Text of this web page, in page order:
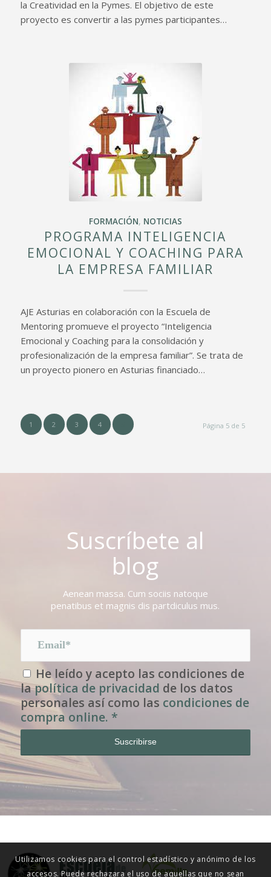
la Creatividad en la Pymes. El objetivo de este
proyecto es convertir a las pymes participantes…
FORMACIÓN, NOTICIAS
PROGRAMA INTELIGENCIA
EMOCIONAL Y COACHING PARA
LA EMPRESA FAMILIAR
AJE Asturias en colaboración con la Escuela de
Mentoring promueve el proyecto “Inteligencia
Emocional y Coaching para la consolidación y
profesionalización de la empresa familiar”. Se trata de
un proyecto pionero en Asturias financiado…
Página 5 de 5
1 2 3 4
Suscríbete al
blog
Aenean massa. Cum sociis natoque
penatibus et magnis dis partdiculus mus.
He leído y acepto las condiciones de
lapolítica de privacidad de los datos
personales así como las condiciones de
compra online. *
© ESCUELA DE MENTORING 2015
Utilizamos cookies para el control estadístico y anónimo de los
accesos. Puede rechazara el uso de aquellas que no sean